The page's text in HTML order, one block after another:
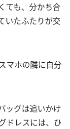
ても、分かち合
いたふたりが交
マホの隣に自分
ッグは追いかけ
ドレスには、ひ